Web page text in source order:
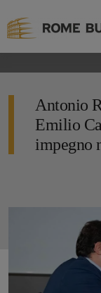
Antonio
Emilio
impegno